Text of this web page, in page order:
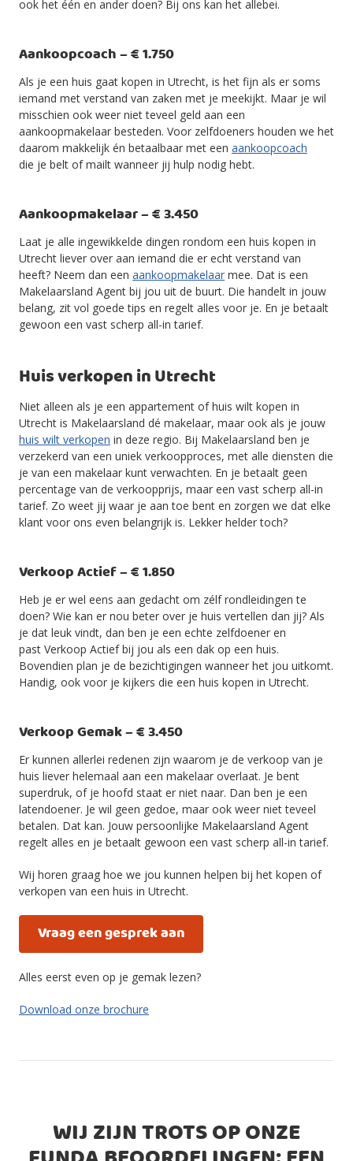
ook het één en ander doen? Bij ons kan het allebei.
Aankoopcoach – € 1.750
Als je een huis gaat kopen in Utrecht, is het fijn als er soms
iemand met verstand van zaken met je meekijkt. Maar je wil
misschien ook weer niet teveel geld aan een
aankoopmakelaar besteden. Voor zelfdoeners houden we het
daarom makkelijk én betaalbaar met een aankoopcoach
die je belt of mailt wanneer jij hulp nodig hebt.
Aankoopmakelaar – € 3.450
Laat je alle ingewikkelde dingen rondom een huis kopen in
Utrecht liever over aan iemand die er echt verstand van
heeft? Neem dan een aankoopmakelaar mee. Dat is een
Makelaarsland Agent bij jou uit de buurt. Die handelt in jouw
belang, zit vol goede tips en regelt alles voor je. En je betaalt
gewoon een vast scherp all-in tarief.
Huis verkopen in Utrecht
Niet alleen als je een appartement of huis wilt kopen in
Utrecht is Makelaarsland dé makelaar, maar ook als je jouw
huis wilt verkopen in deze regio. Bij Makelaarsland ben je
verzekerd van een uniek verkoopproces, met alle diensten die
je van een makelaar kunt verwachten. En je betaalt geen
percentage van de verkoopprijs, maar een vast scherp all-in
tarief. Zo weet jij waar je aan toe bent en zorgen we dat elke
klant voor ons even belangrijk is. Lekker helder toch?
Verkoop Actief – € 1.850
Heb je er wel eens aan gedacht om zélf rondleidingen te
doen? Wie kan er nou beter over je huis vertellen dan jij? Als
je dat leuk vindt, dan ben je een echte zelfdoener en
past Verkoop Actief bij jou als een dak op een huis.
Bovendien plan je de bezichtigingen wanneer het jou uitkomt.
Handig, ook voor je kijkers die een huis kopen in Utrecht.
Verkoop Gemak – € 3.450
Er kunnen allerlei redenen zijn waarom je de verkoop van je
huis liever helemaal aan een makelaar overlaat. Je bent
superdruk, of je hoofd staat er niet naar. Dan ben je een
latendoener. Je wil geen gedoe, maar ook weer niet teveel
betalen. Dat kan. Jouw persoonlijke Makelaarsland Agent
regelt alles en je betaalt gewoon een vast scherp all-in tarief.
Wij horen graag hoe we jou kunnen helpen bij het kopen of
verkopen van een huis in Utrecht.
Vraag een gesprek aan
Alles eerst even op je gemak lezen?
Download onze brochure
WIJ ZIJN TROTS OP ONZE